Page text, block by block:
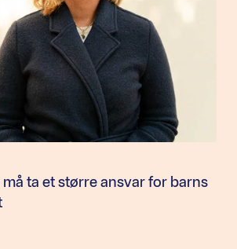
ta et større ansvar for barns